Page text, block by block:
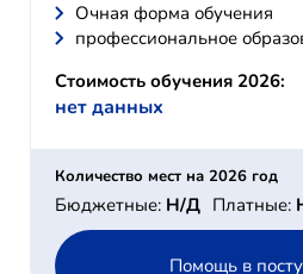
Очная форма обучения
профессиональное
Стоимость обучения 2026:
нет данных
Количество мест на 2026 год
Бюджетные: Н/Д Платные:
Помощь в